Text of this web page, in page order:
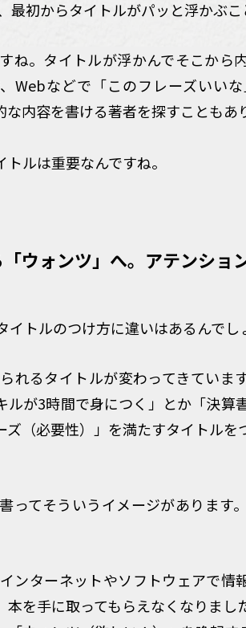
最初からタイトルがパッと浮かぶ
ね。タイトルが浮かんでそこから
Webなどで「このフレーズいい
内容を書ける著者を探すこともあ
トルは重要なんですね。
ウォンツ」へ。アテンショ
イトルのつけ方に違いはあるんでし
れるタイトルが変わってきていま
ルが3時間で身につく」とか「決算
ズ（必要性）」を満たすタイトルを
ってそういうイメージがあります
ンターネットやソフトウェアで情
本を手に取ってもらえなくなりまし